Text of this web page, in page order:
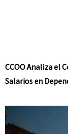
CCOO Analiza el
Salarios en